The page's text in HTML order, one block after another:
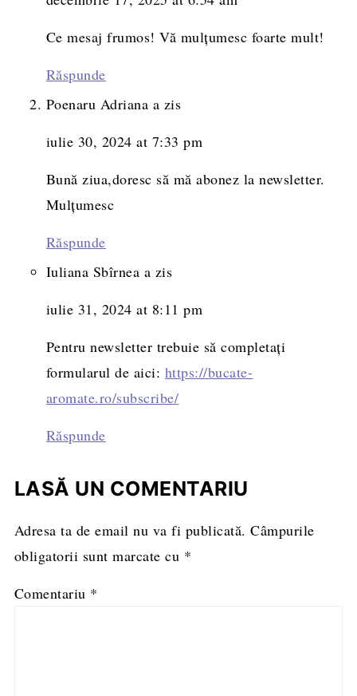
Ce mesaj frumos! Vă mulțumesc foarte mult!
Răspunde
Poenaru Adriana a zis
iulie 30, 2024 at 7:33 pm
Bună ziua,doresc să mă abonez la newsletter.
Mulțumesc
Răspunde
Iuliana Sbîrnea a zis
iulie 31, 2024 at 8:11 pm
Pentru newsletter trebuie să completați
formularul de aici: https://bucate-
aromate.ro/subscribe/
Răspunde
LASĂ UN COMENTARIU
Adresa ta de email nu va fi publicată. Câmpurile
obligatorii sunt marcate cu *
Comentariu *